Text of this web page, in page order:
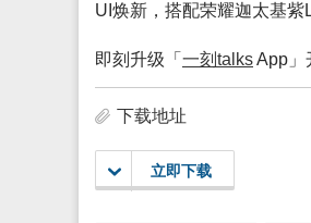
UI焕新，搭配荣耀迦太基
即刻升级「 一刻talksApp」
下载地址
立即下载